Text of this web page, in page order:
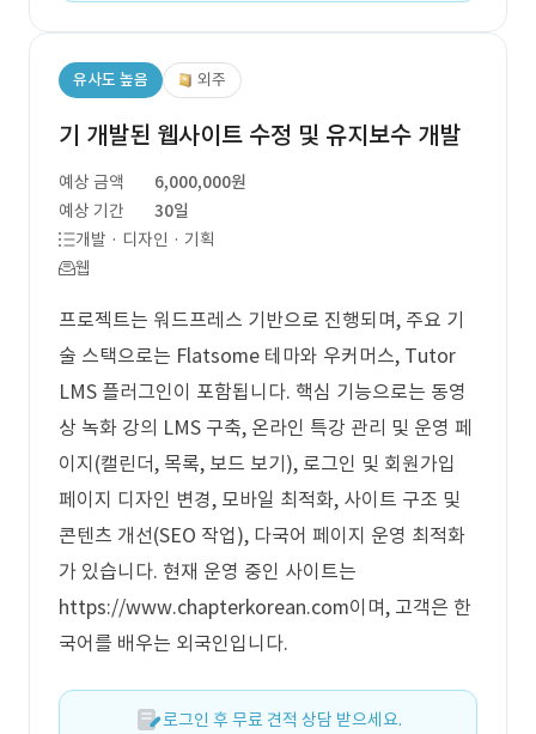
유사도 높음 외주
기 개발된 웹사이트 수정 및 유지보수 개발
예상 금액
6,000,000원
예상 기간
30일
개발 · 디자인 · 기획
웹
프로젝트는 워드프레스 기반으로 진행되며, 주요 기
술 스택으로는 Flatsome 테마와 우커머스, Tutor
LMS 플러그인이 포함됩니다. 핵심 기능으로는 동영
상 녹화 강의 LMS 구축, 온라인 특강 관리 및 운영 페
이지(캘린더, 목록, 보드 보기), 로그인 및 회원가입
페이지 디자인 변경, 모바일 최적화, 사이트 구조 및
콘텐츠 개선(SEO 작업), 다국어 페이지 운영 최적화
가 있습니다. 현재 운영 중인 사이트는
https://www.chapterkorean.com이며, 고객은 한
국어를 배우는 외국인입니다.
로그인 후 무료 견적 상담 받으세요.